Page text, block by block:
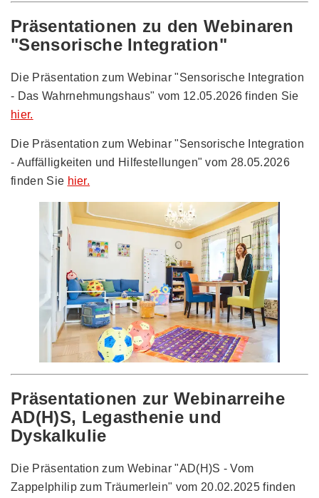
Präsentationen zu den Webinaren
"Sensorische Integration"
Die Präsentation zum Webinar "Sensorische Integration
- Das Wahrnehmungshaus" vom 12.05.2026 finden Sie
hier.
Die Präsentation zum Webinar "Sensorische Integration
- Auffälligkeiten und Hilfestellungen" vom 28.05.2026
finden Sie hier.
Präsentationen zur Webinarreihe
AD(H)S, Legasthenie und
Dyskalkulie
Die Präsentation zum Webinar "AD(H)S - Vom
Zappelphilip zum Träumerlein" vom 20.02.2025 finden